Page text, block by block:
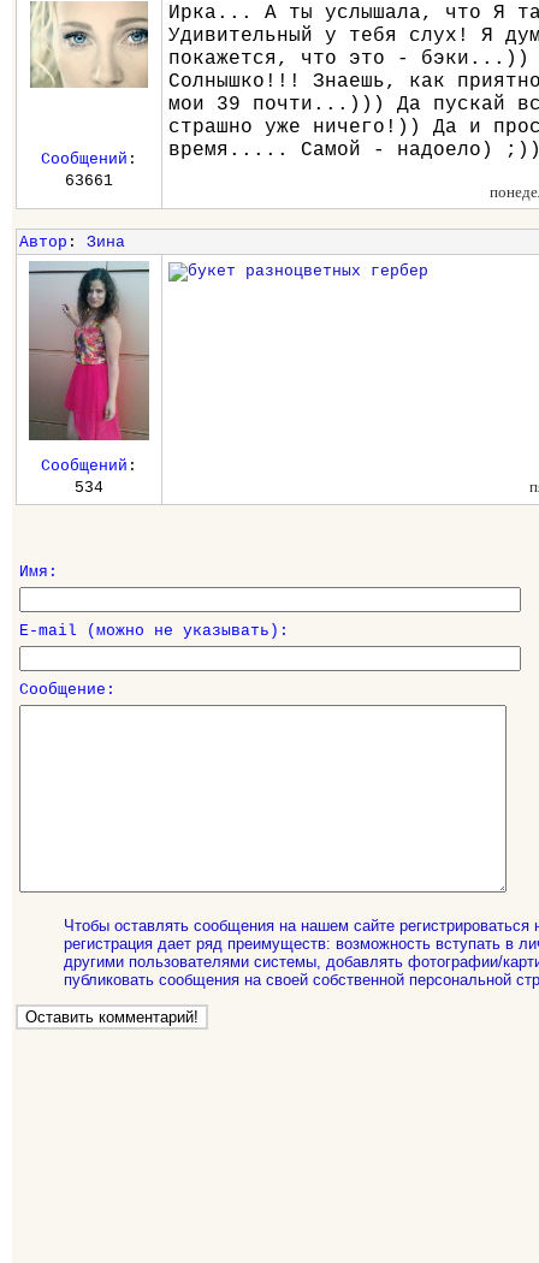
Ирка... А ты услышала, что Я
Удивительный у тебя слух! Я
покажется, что это - бэки...))
Солнышко!!! Знаешь, как
мои 39 почти...))) Да пускай
страшно уже ничего!)) Да и
время..... Самой - надоело)
Сообщений :
63661
Автор : Зина
Сообщений :
534
Имя:
E-mail (можно не указывать):
Сообщение:
Чтобы оставлять сообщения на нашем сайте регистрироваться
регистрация дает ряд преимуществ: возможность вступать в
другими пользователями системы, добавлять фотографии/
публиковать сообщения на своей собственной персональной